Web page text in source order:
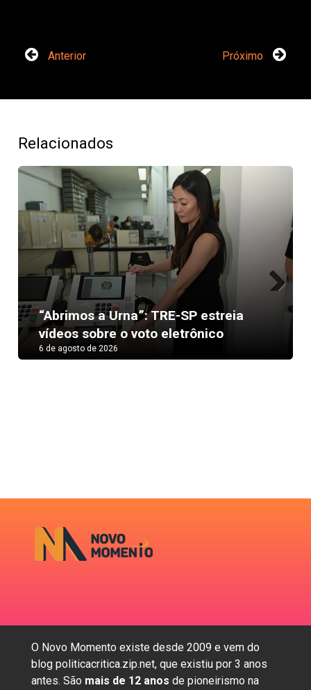
Anterior Próximo
Relacionados
“Abrimos a Urna”: TRE-SP estreia
vídeos sobre o voto eletrônico
6 de agosto de 2026
O Novo Momento existe desde 2009 e vem do
blog politicacritica.zip.net, que existiu por 3 anos
antes. São mais de 12 anos de pioneirismo na